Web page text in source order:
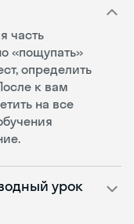
часть
«пощупать»
определить
к вам
на все
урок